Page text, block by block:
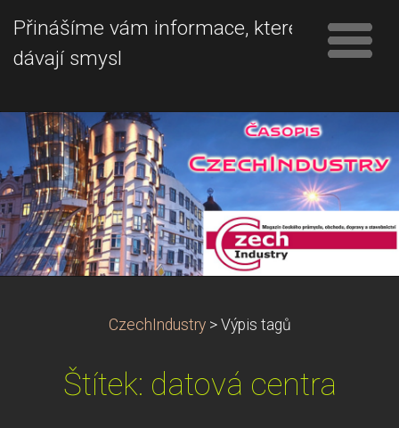
Přinášíme vám informace, které
dávají smysl
CzechIndustry > Výpis tagů
Štítek: datová centra